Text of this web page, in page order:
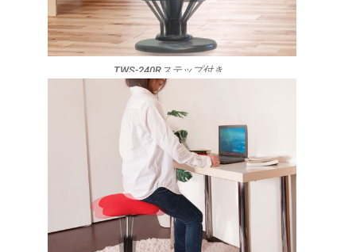
TWS-240Rステップ付き